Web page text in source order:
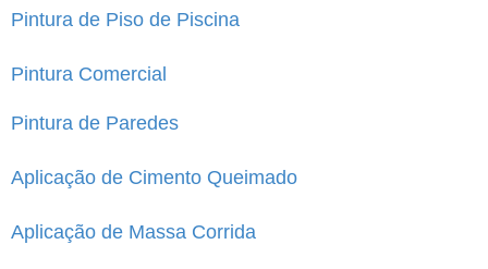
Pintura de Piso de Piscina
Pintura Comercial
Pintura de Paredes
Aplicação de Cimento Queimado
Aplicação de Massa Corrida